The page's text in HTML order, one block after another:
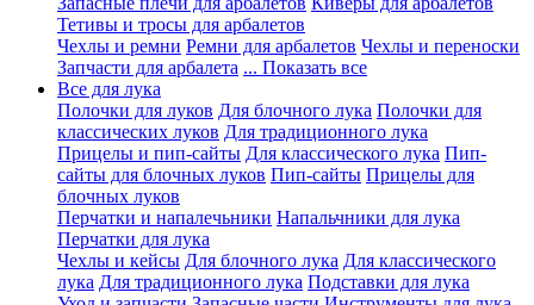
Тетивы и тросы для арбалетов
Чехлы и ремни Ремни для арбалетов Чехлы и переноски
Запчасти для арбалета ... Показать все
Все для лука
Полочки для луков Для блочного лука Полочки для
классических луков Для традиционного лука
Прицелы и пип-сайты Для классического лука Пип-
сайты для блочных луков Пип-сайты Прицелы для
блочных луков
Перчатки и напалечьники Напальчники для лука
Перчатки для лука
Чехлы и кейсы Для блочного лука Для классического
лука Для традиционного лука Подставки для лука